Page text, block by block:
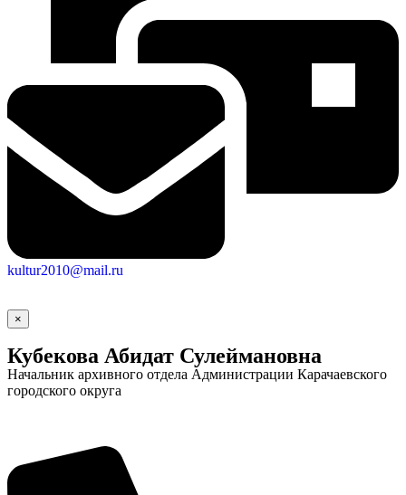
kultur2010@mail.ru
×
Кубекова Абидат Сулеймановна
Начальник архивного отдела Администрации Карачаевского
городского округа